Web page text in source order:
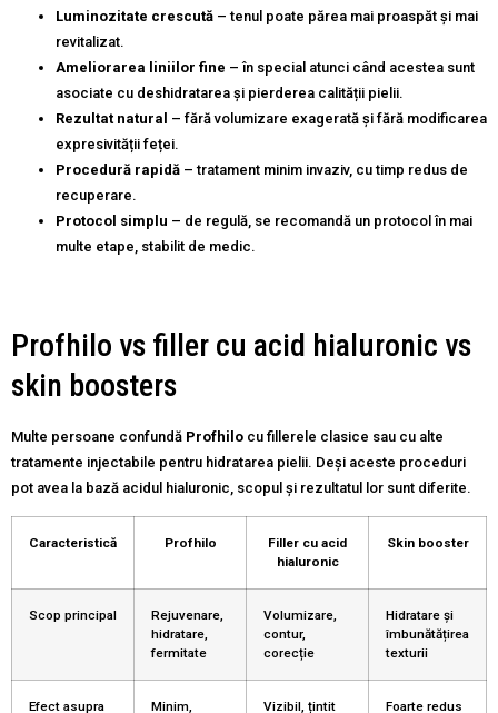
Luminozitate crescută – tenul poate părea mai proaspăt și mai
revitalizat.
Ameliorarea liniilor fine – în special atunci când acestea sunt
asociate cu deshidratarea și pierderea calității pielii.
Rezultat natural – fără volumizare exagerată și fără modificarea
expresivității feței.
Procedură rapidă – tratament minim invaziv, cu timp redus de
recuperare.
Protocol simplu – de regulă, se recomandă un protocol în mai
multe etape, stabilit de medic.
Profhilo vs filler cu acid hialuronic vs
skin boosters
Multe persoane confundă Profhilo cu fillerele clasice sau cu alte
tratamente injectabile pentru hidratarea pielii. Deși aceste proceduri
pot avea la bază acidul hialuronic, scopul și rezultatul lor sunt diferite.
Caracteristică Profhilo
Filler cu acid
hialuronic
Skin booster
Scop principal
Rejuvenare,
hidratare,
fermitate
Volumizare,
contur,
corecție
Hidratare și
îmbunătățirea
texturii
Efect asupra
Minim,
Vizibil, țintit Foarte redus